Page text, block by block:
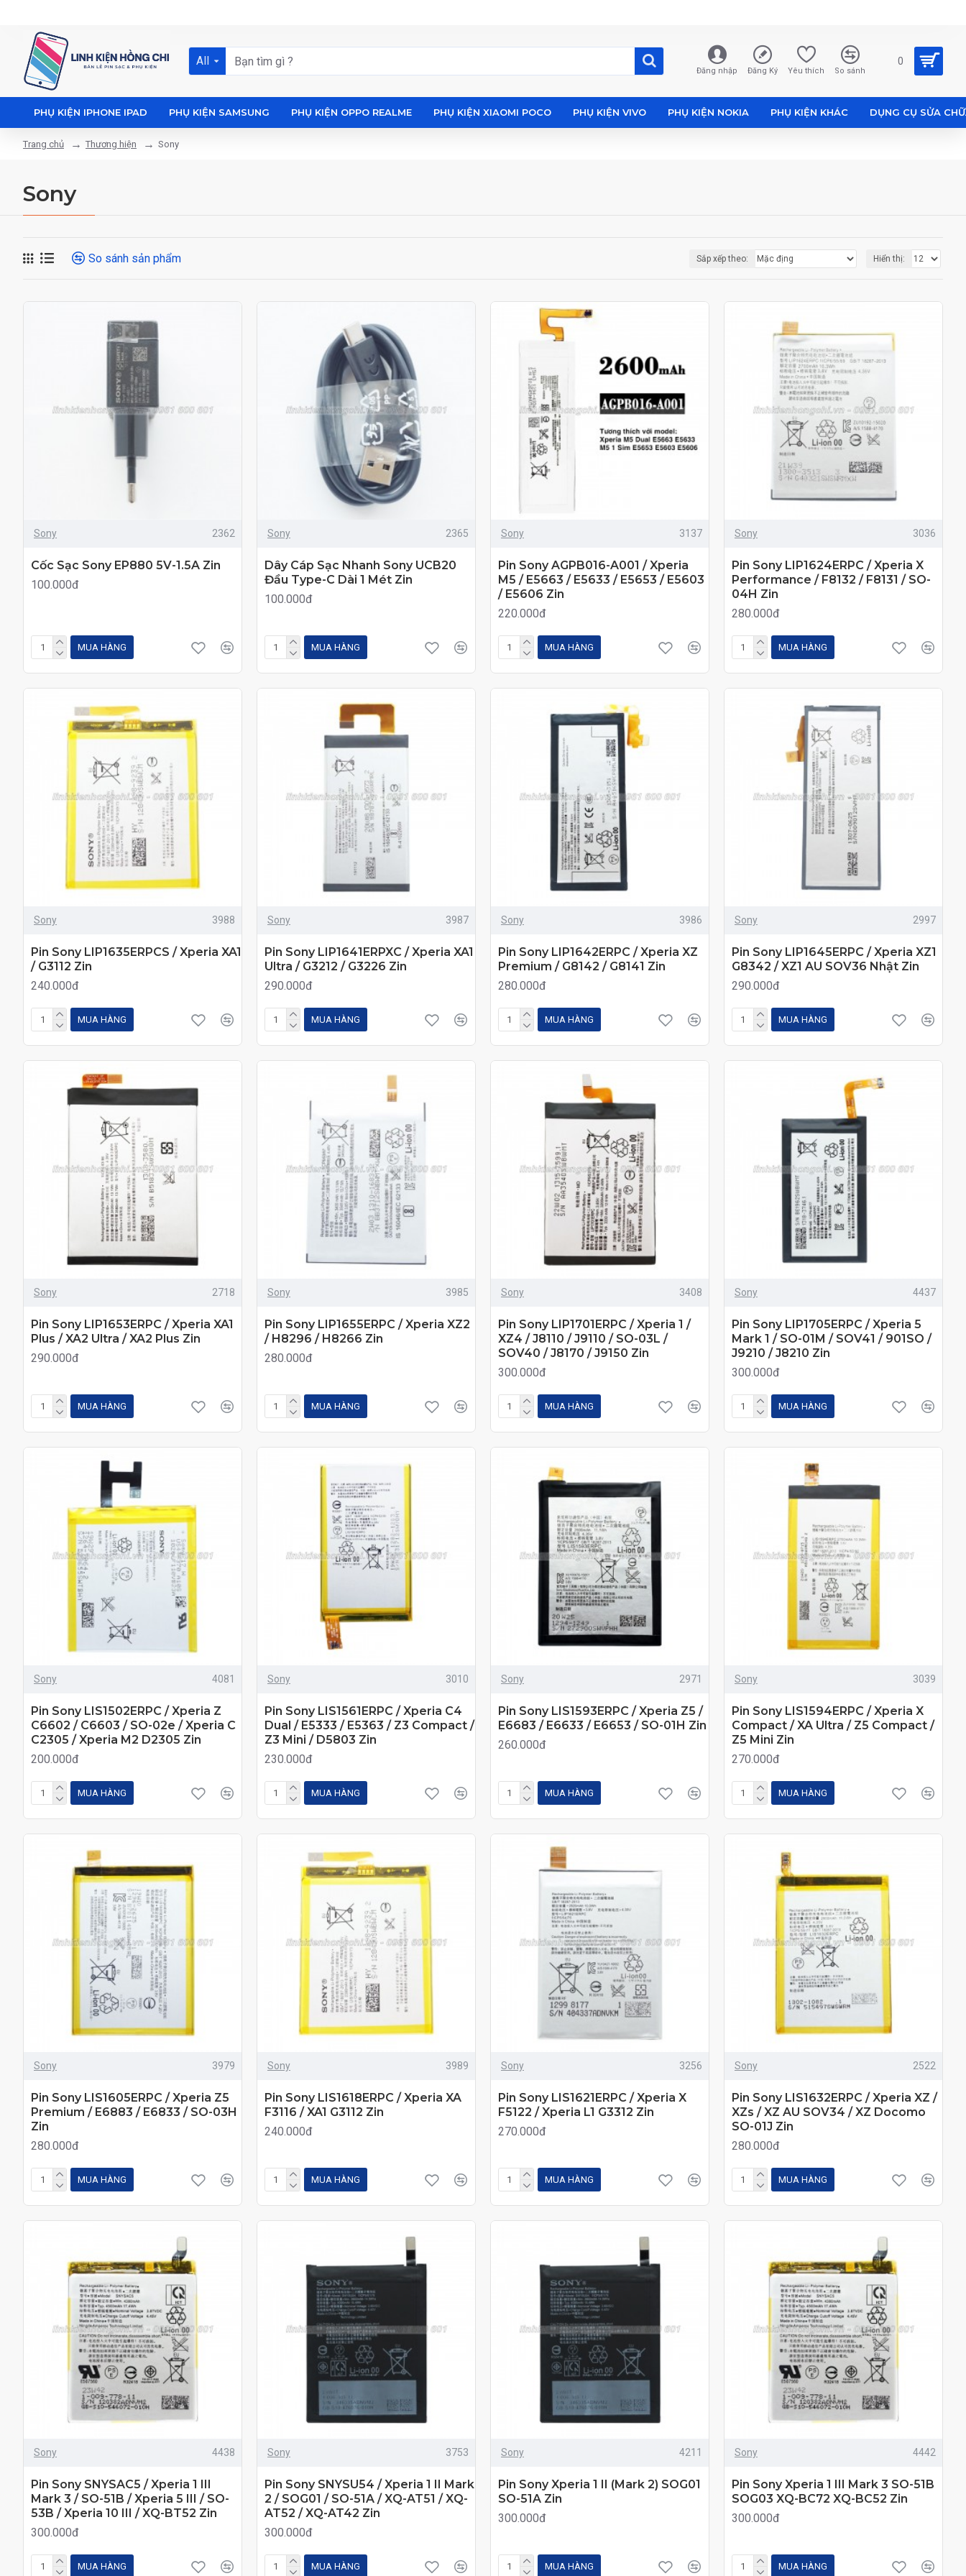
All
Đăng nhập Đăng Ký Yêu thích So sánh
0
PHỤ KIỆN IPHONE IPAD PHỤ KIỆN SAMSUNG PHỤ KIỆN OPPO REALME PHỤ KIỆN XIAOMI POCO PHỤ KIỆN VIVO PHỤ KIỆN NOKIA PHỤ KIỆN KHÁC DỤNG CỤ SỬA
Trang chủ Thương hiện Sony
Sony
So sánh sản phẩm Sắp xếp theo: Hiển thị:
Sony 2362
Cốc Sạc Sony EP880 5V-1.5A Zin
100.000đ
MUA HÀNG
Sony 2365
Dây Cáp Sạc Nhanh Sony UCB20
Đầu Type-C Dài 1 Mét Zin
100.000đ
MUA HÀNG
Sony 3137
Pin Sony AGPB016-A001 / Xperia
M5 / E5663 / E5633 / E5653 / E5603
/ E5606 Zin
220.000đ
MUA HÀNG
Sony 3036
Pin Sony LIP1624ERPC / Xperia X
Performance / F8132 / F8131 / SO-
04H Zin
280.000đ
MUA HÀNG
Sony 3988
Pin Sony LIP1635ERPCS / Xperia XA1
/ G3112 Zin
240.000đ
MUA HÀNG
Sony 3987
Pin Sony LIP1641ERPXC / Xperia XA1
Ultra / G3212 / G3226 Zin
290.000đ
MUA HÀNG
Sony 3986
Pin Sony LIP1642ERPC / Xperia XZ
Premium / G8142 / G8141 Zin
280.000đ
MUA HÀNG
Sony 2997
Pin Sony LIP1645ERPC / Xperia XZ1
G8342 / XZ1 AU SOV36 Nhật Zin
290.000đ
MUA HÀNG
Sony 2718
Pin Sony LIP1653ERPC / Xperia XA1
Plus / XA2 Ultra / XA2 Plus Zin
290.000đ
MUA HÀNG
Sony 3985
Pin Sony LIP1655ERPC / Xperia XZ2
/ H8296 / H8266 Zin
280.000đ
MUA HÀNG
Sony 3408
Pin Sony LIP1701ERPC / Xperia 1 /
XZ4 / J8110 / J9110 / SO-03L /
SOV40 / J8170 / J9150 Zin
300.000đ
MUA HÀNG
Sony 4437
Pin Sony LIP1705ERPC / Xperia 5
Mark 1 / SO-01M / SOV41 / 901SO /
J9210 / J8210 Zin
300.000đ
MUA HÀNG
Sony 4081
Pin Sony LIS1502ERPC / Xperia Z
C6602 / C6603 / SO-02e / Xperia C
C2305 / Xperia M2 D2305 Zin
200.000đ
MUA HÀNG
Sony 3010
Pin Sony LIS1561ERPC / Xperia C4
Dual / E5333 / E5363 / Z3 Compact /
Z3 Mini / D5803 Zin
230.000đ
MUA HÀNG
Sony 2971
Pin Sony LIS1593ERPC / Xperia Z5 /
E6683 / E6633 / E6653 / SO-01H Zin
260.000đ
MUA HÀNG
Sony 3039
Pin Sony LIS1594ERPC / Xperia X
Compact / XA Ultra / Z5 Compact /
Z5 Mini Zin
270.000đ
MUA HÀNG
Sony 3979
Pin Sony LIS1605ERPC / Xperia Z5
Premium / E6883 / E6833 / SO-03H
Zin
280.000đ
MUA HÀNG
Sony 3989
Pin Sony LIS1618ERPC / Xperia XA
F3116 / XA1 G3112 Zin
240.000đ
MUA HÀNG
Sony 3256
Pin Sony LIS1621ERPC / Xperia X
F5122 / Xperia L1 G3312 Zin
270.000đ
MUA HÀNG
Sony 2522
Pin Sony LIS1632ERPC / Xperia XZ /
XZs / XZ AU SOV34 / XZ Docomo
SO-01J Zin
280.000đ
MUA HÀNG
Sony 4438
Pin Sony SNYSAC5 / Xperia 1 III
Mark 3 / SO-51B / Xperia 5 III / SO-
53B / Xperia 10 III / XQ-BT52 Zin
300.000đ
MUA HÀNG
Sony 3753
Pin Sony SNYSU54 / Xperia 1 II Mark
2 / SOG01 / SO-51A / XQ-AT51 / XQ-
AT52 / XQ-AT42 Zin
300.000đ
MUA HÀNG
Sony 4211
Pin Sony Xperia 1 II (Mark 2) SOG01
SO-51A Zin
300.000đ
MUA HÀNG
Sony 4442
Pin Sony Xperia 1 III Mark 3 SO-51B
SOG03 XQ-BC72 XQ-BC52 Zin
300.000đ
MUA HÀNG